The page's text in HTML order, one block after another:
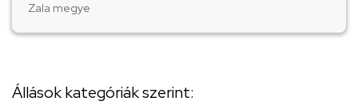
Zala megye
Állások kategóriák szerint: